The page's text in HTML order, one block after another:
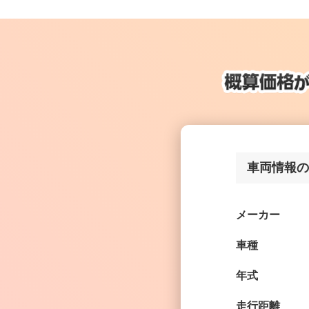
車両情報
メーカー
車種
年式
走行距離